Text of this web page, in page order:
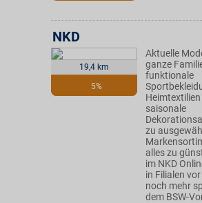
19,4 km
5%
NKD
Aktuelle
ganze
funktionale
Heimtextilien
saisonale
zu
alles zu
im NKD
in Filialen
noch mehr
dem BSW-